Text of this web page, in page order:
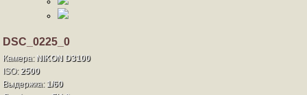
DSC_0225_0
Камера: NIKON D3100
ISO: 2500
Выдержка: 1/60